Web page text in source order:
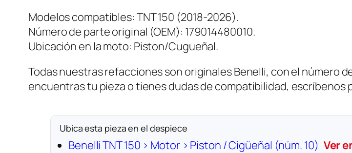
Modelos compatibles: TNT 150 (2018-2026).
Número de parte original (OEM): 179014480010.
Ubicación en la moto: Piston/Cugueñal.
Todas nuestras refacciones son originales Benelli, con el número
encuentras tu pieza o tienes dudas de compatibilidad, escríbenos
Ubica esta pieza en el despiece
Benelli TNT 150 › Motor › Piston / Cigüeñal (núm. 10) Ver